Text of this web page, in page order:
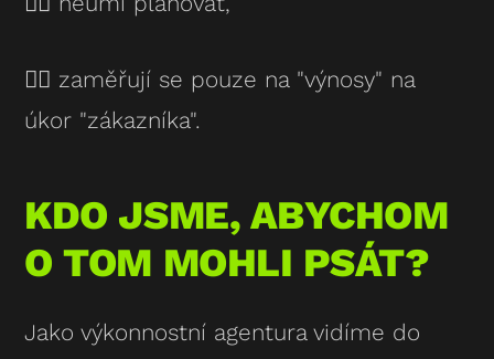
👉🏻 zaměřují se pouze na "výnosy" na
úkor "zákazníka".
KDO JSME, ABYCHOM
O TOM MOHLI PSÁT?
Jako výkonnostní agentura vidíme do